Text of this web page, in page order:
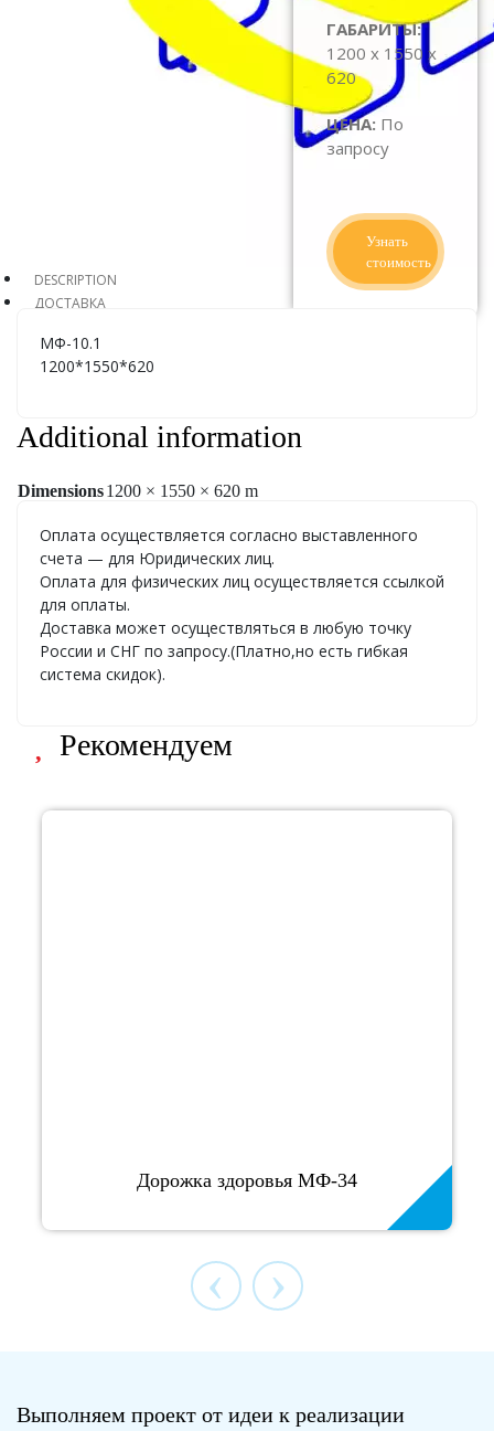
ГАБАРИТЫ:
1200 x 1550 x
620
ЦЕНА: По
запросу
Узнать
стоимость
DESCRIPTION
ДОСТАВКА
МФ-10.1
1200*1550*620
Additional information
Dimensions1200 × 1550 × 620 m
Оплата осуществляется согласно выставленного
счета — для Юридических лиц.
Оплата для физических лиц осуществляется ссылкой
для оплаты.
Доставка может осуществляться в любую точку
России и СНГ по запросу.(Платно,но есть гибкая
система скидок).
Рекомендуем
Дорожка здоровья МФ-34
‹ ›
Выполняем проект от идеи к реализации